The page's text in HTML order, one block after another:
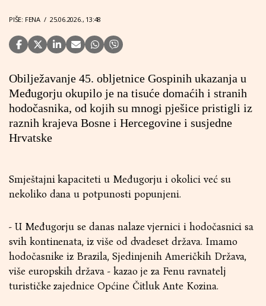
PIŠE: FENA / 25.06.2026., 13:48
Obilježavanje 45. obljetnice Gospinih ukazanja u
Međugorju okupilo je na tisuće domaćih i stranih
hodočasnika, od kojih su mnogi pješice pristigli iz
raznih krajeva Bosne i Hercegovine i susjedne
Hrvatske
Smještajni kapaciteti u Međugorju i okolici već su
nekoliko dana u potpunosti popunjeni.
- U Međugorju se danas nalaze vjernici i hodočasnici sa
svih kontinenata, iz više od dvadeset država. Imamo
hodočasnike iz Brazila, Sjedinjenih Američkih Država,
više europskih država - kazao je za Fenu ravnatelj
turističke zajednice Općine Čitluk Ante Kozina.